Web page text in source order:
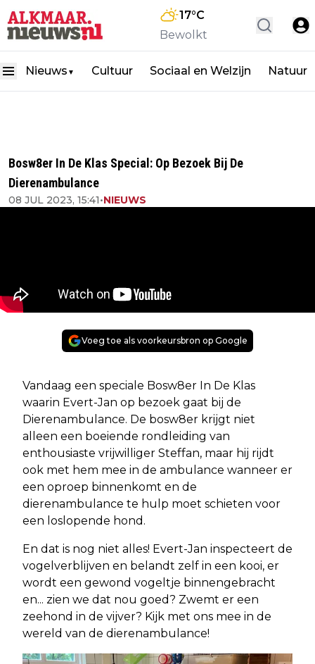
17°C
Bewolkt
Nieuws ▼ Cultuur Sociaal en Welzijn Natuur
Bosw8er In De Klas Special: Op Bezoek Bij De
Dierenambulance
08 JUL 2023, 15:41•NIEUWS
Voeg toe als voorkeursbron op Google
Vandaag een speciale Bosw8er In De Klas
waarin Evert-Jan op bezoek gaat bij de
Dierenambulance. De bosw8er krijgt niet
alleen een boeiende rondleiding van
enthousiaste vrijwilliger Steffan, maar hij rijdt
ook met hem mee in de ambulance wanneer er
een oproep binnenkomt en de
dierenambulance te hulp moet schieten voor
een loslopende hond.
En dat is nog niet alles! Evert-Jan inspecteert de
vogelverblijven en belandt zelf in een kooi, er
wordt een gewond vogeltje binnengebracht
en... zien we dat nou goed? Zwemt er een
zeehond in de vijver? Kijk met ons mee in de
wereld van de dierenambulance!